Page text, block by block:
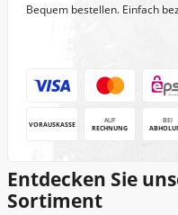
Bequem bestellen. Einfach
VORAUSKASSE
AUF
RECHNUNG
BEI
Entdecken Sie
Sortiment